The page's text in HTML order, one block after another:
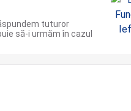
tuturor
să-i urmăm în cazul